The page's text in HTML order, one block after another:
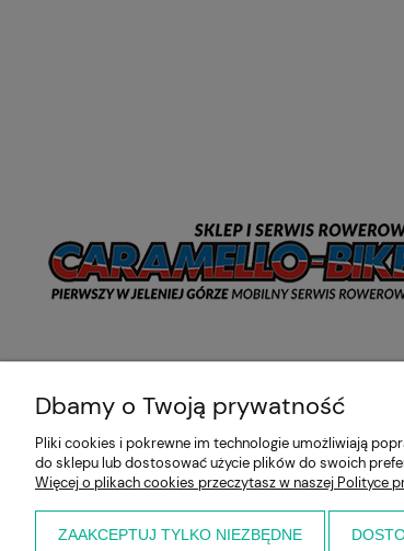
Dbamy o Twoją prywatność
Pliki cookies i pokrewne im technologie umożliwiają
do sklepu lub dostosować użycie plików do swoich
Więcej o plikach cookies przeczytasz w naszej Polityce
ZAAKCEPTUJ TYLKO NIEZBĘDNE